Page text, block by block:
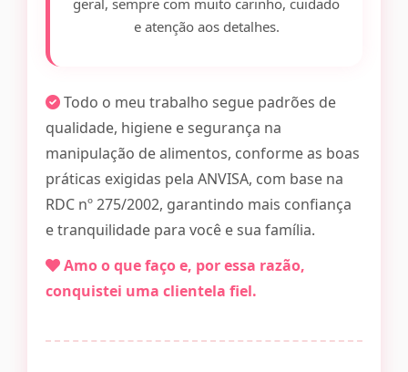
geral, sempre com muito carinho, cuidado
e atenção aos detalhes.
Todo o meu trabalho segue padrões de
qualidade, higiene e segurança na
manipulação de alimentos, conforme as boas
práticas exigidas pela ANVISA, com base na
RDC nº 275/2002, garantindo mais confiança
e tranquilidade para você e sua família.
Amo o que faço e, por essa razão,
conquistei uma clientela fiel.